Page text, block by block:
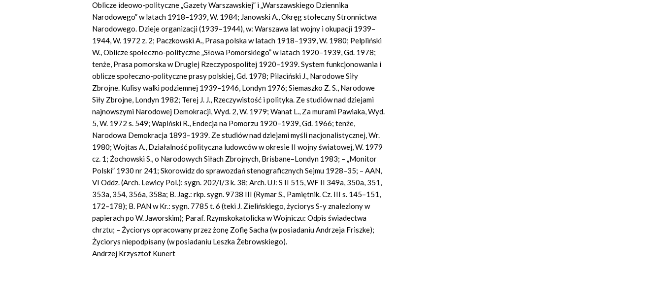
Oblicze ideowo-polityczne „Gazety Warszawskiej” i „Warszawskiego Dziennika
Narodowego” w latach 1918–1939, W. 1984; Janowski A., Okręg stołeczny Stronnictwa
Narodowego. Dzieje organizacji (1939–1944), w: Warszawa lat wojny i okupacji 1939–
1944, W. 1972 z. 2; Paczkowski A., Prasa polska w latach 1918–1939, W. 1980; Pelpliński
W., Oblicze społeczno-polityczne „Słowa Pomorskiego” w latach 1920–1939, Gd. 1978;
tenże, Prasa pomorska w Drugiej Rzeczypospolitej 1920–1939. System funkcjonowania i
oblicze społeczno-polityczne prasy polskiej, Gd. 1978; Pilaciński J., Narodowe Siły
Zbrojne. Kulisy walki podziemnej 1939–1946, Londyn 1976; Siemaszko Z. S., Narodowe
Siły Zbrojne, Londyn 1982; Terej J. J., Rzeczywistość i polityka. Ze studiów nad dziejami
najnowszymi Narodowej Demokracji, Wyd. 2, W. 1979; Wanat L., Za murami Pawiaka, Wyd.
5, W. 1972 s. 549; Wapiński R., Endecja na Pomorzu 1920–1939, Gd. 1966; tenże,
Narodowa Demokracja 1893–1939. Ze studiów nad dziejami myśli nacjonalistycznej, Wr.
1980; Wojtas A., Działalność polityczna ludowców w okresie II wojny światowej, W. 1979
cz. 1; Żochowski S., o Narodowych Siłach Zbrojnych, Brisbane–Londyn 1983; – „Monitor
Polski” 1930 nr 241; Skorowidz do sprawozdań stenograficznych Sejmu 1928–35; – AAN,
VI Oddz. (Arch. Lewicy Pol.): sygn. 202/I/3 k. 38; Arch. UJ: S II 515, WF II 349a, 350a, 351,
353a, 354, 356a, 358a; B. Jag.: rkp. sygn. 9738 III (Rymar S., Pamiętnik. Cz. III s. 145–151,
172–178); B. PAN w Kr.: sygn. 7785 t. 6 (teki J. Zielińskiego, życiorys S-y znaleziony w
papierach po W. Jaworskim); Paraf. Rzymskokatolicka w Wojniczu: Odpis świadectwa
chrztu; – Życiorys opracowany przez żonę Zofię Sacha (w posiadaniu Andrzeja Friszke);
Życiorys niepodpisany (w posiadaniu Leszka Żebrowskiego).
Andrzej Krzysztof Kunert